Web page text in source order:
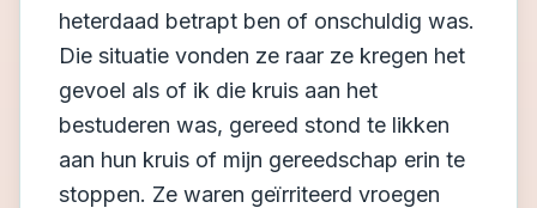
heterdaad betrapt ben of onschuldig was.
Die situatie vonden ze raar ze kregen het
gevoel als of ik die kruis aan het
bestuderen was, gereed stond te likken
aan hun kruis of mijn gereedschap erin te
stoppen. Ze waren geïrriteerd vroegen